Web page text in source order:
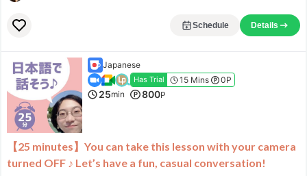
Schedule Details
【25 minutes】You can take this lesson with your camera
turned OFF ♪ Let’s have a fun, casual conversation!
Japanese
Has Trial 15 Mins 0P
25min 800P